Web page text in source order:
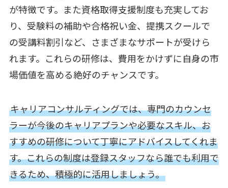
が特徴です。また資格取得支援制度も充実してお
り、受験料の補助や合格祝い金、提携スクールで
の受講料割引など、さまざまなサポートが受けら
れます。これらの研修は、費用をかけずに自身の市
場価値を高める絶好のチャンスです。
キャリアコンサルティングでは、専門のカウンセ
ラーが今後のキャリアプランや必要なスキル、お
すすめの研修について丁寧にアドバイスしてくれま
す。これらの制度は登録スタッフなら誰でも利用で
きるため、積極的に活用しましょう。